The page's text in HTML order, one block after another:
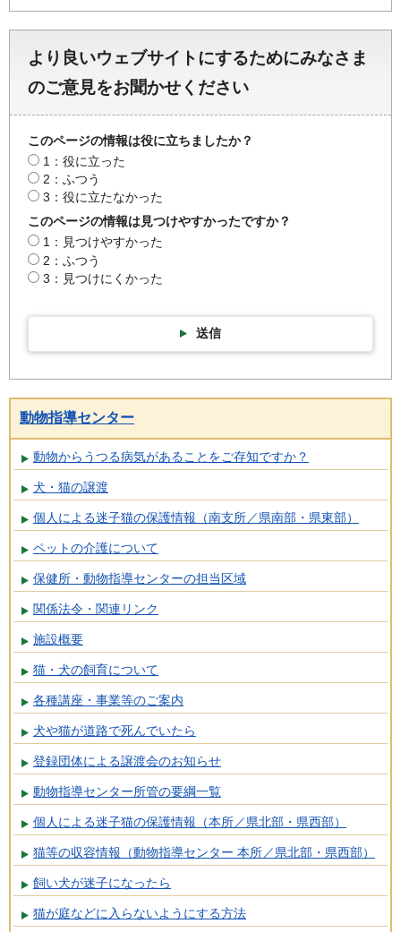
より良いウェブサイトにするためにみなさま
のご意見をお聞かせください
このページの情報は役に立ちましたか？
1：役に立った
2：ふつう
3：役に立たなかった
このページの情報は見つけやすかったですか？
1：見つけやすかった
2：ふつう
3：見つけにくかった
送信
動物指導センター
動物からうつる病気があることをご存知ですか？
犬・猫の譲渡
個人による迷子猫の保護情報（南支所／県南部・県東部）
ペットの介護について
保健所・動物指導センターの担当区域
関係法令・関連リンク
施設概要
猫・犬の飼育について
各種講座・事業等のご案内
犬や猫が道路で死んでいたら
登録団体による譲渡会のお知らせ
動物指導センター所管の要綱一覧
個人による迷子猫の保護情報（本所／県北部・県西部）
猫等の収容情報（動物指導センター 本所／県北部・県西部）
飼い犬が迷子になったら
猫が庭などに入らないようにする方法